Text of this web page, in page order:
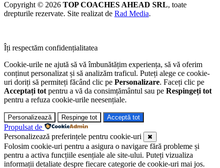
Copyright © 2026 TOP COACHES AHEAD SRL, toate
drepturile rezervate. Site realizat de Rad Media.
Îți respectăm confidențialitatea
Cookie-urile ne ajută să vă îmbunătățim experiența, să vă oferim
conținut personalizat și să analizăm traficul. Puteți alege ce cookie-
uri doriți să permiteți făcând clic pe Personalizare. Faceți clic pe
Acceptați tot pentru a vă da consimțământul sau pe Respingeți tot
pentru a refuza cookie-urile neesențiale.
Personalizează Respinge tot Acceptă tot
Propulsat de
Personalizează preferințele pentru cookie-uri
✖
Folosim cookie-uri pentru a asigura o navigare fără probleme și
pentru a activa funcțiile esențiale ale site-ului. Puteți vizualiza
informații detaliate despre fiecare categorie de cookie-uri mai jos.